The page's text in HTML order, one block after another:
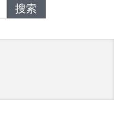
搜索